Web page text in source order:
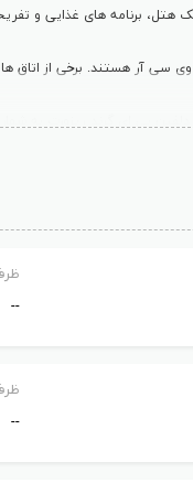
برنامه های غذایی و
هستند. برخی از اتاق ها
--
--